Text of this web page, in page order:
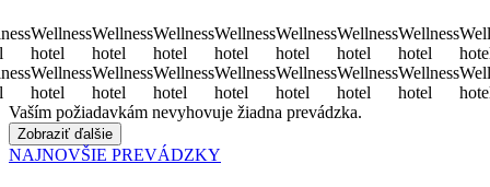
Wellness
hotel
Wellness
hotel
Wellness
hotel
Wellness
hotel
Wellness
hotel
Wellness
hotel
Wellness
hotel
Wellness
hotel
Wellness
hotel
Wellness
hotel
Wellness
hotel
Wellness
hotel
Wellness
hotel
Wellness
hotel
Vaším požiadavkám nevyhovuje žiadna prevádzka.
Zobraziť ďalšie
NAJNOVŠIE PREVÁDZKY